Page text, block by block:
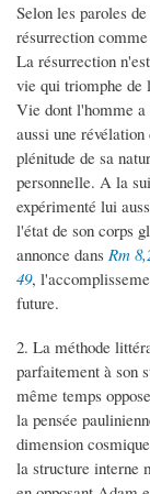
Selon les paroles
résurrection
La résurrection
vie qui triomphe de
Vie dont l'homme a
aussi une
plénitude de sa
personnelle. A la
expérimenté lui
l'état de son corps
annonce dans Rm
49,
future.
2. La méthode
parfaitement à son
même temps
la pensée
dimension
la structure interne